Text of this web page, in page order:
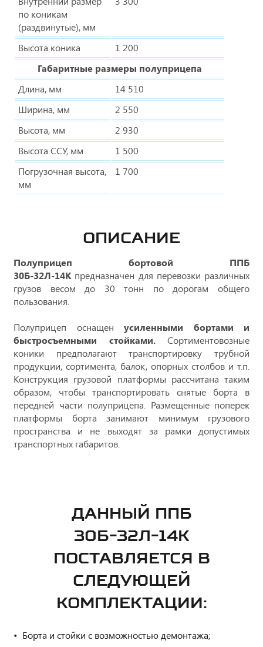
по коникам
(раздвинутые), мм
Высота коника
1 200
Габаритные размеры полуприцепа
Длина, мм
14 510
Ширина, мм
2 550
Высота, мм
2 930
Высота ССУ, мм
1 500
Погрузочная высота,
мм
1 700
ОПИСАНИЕ
Полуприцеп бортовой ППБ
30Б-32Л-14К предназначен для перевозки различных
грузов весом до 30 тонн по дорогам общего
пользования.
Полуприцеп оснащен усиленными бортами и
быстросъемными стойками. Сортиментовозные
коники предполагают транспортировку трубной
продукции, сортимента, балок, опорных столбов и т.п.
Конструкция грузовой платформы рассчитана таким
образом, чтобы транспортировать снятые борта в
передней части полуприцепа. Размещенные поперек
платформы борта занимают минимум грузового
пространства и не выходят за рамки допустимых
транспортных габаритов.
ДАННЫЙ ППБ
30Б-32Л-14К
ПОСТАВЛЯЕТСЯ В
СЛЕДУЮЩЕЙ
КОМПЛЕКТАЦИИ:
Борта и стойки с возможностью демонтажа;